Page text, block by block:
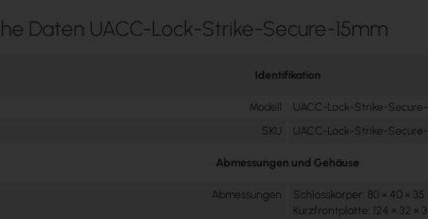
Daten UACC-Lock-Strike-Secure-15mm
Identifikation
Modell
UACC-Lock-Strike-
SKU
UACC-Lock-Strike-
Abmessungen und Gehäuse
Abmessungen
Schlosskörper: 80 × 40 ×
Kurzfrontplatte: 124 × 32 ×